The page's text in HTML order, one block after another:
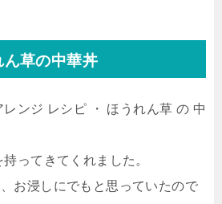
草の中華丼
ンジ レシピ ・ ほうれん草 の 中
ってきてくれました。
お浸しにでもと思っていたので